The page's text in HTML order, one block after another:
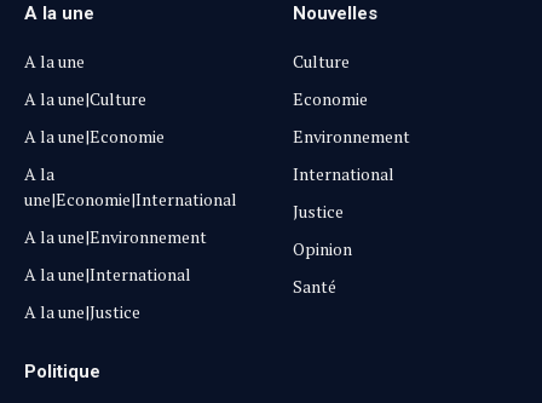
A la une
A la une
A la une|Culture
A la une|Economie
A la
une|Economie|International
A la une|Environnement
A la une|International
A la une|Justice
Nouvelles
Culture
Economie
Environnement
International
Justice
Opinion
Santé
Politique